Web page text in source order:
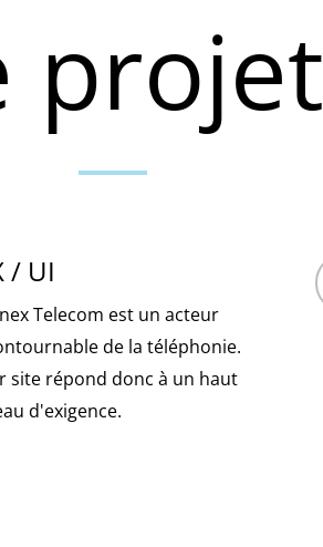
projet
/ UI
Telecom est un acteur
de la téléphonie.
site répond donc à un haut
d'exigence.